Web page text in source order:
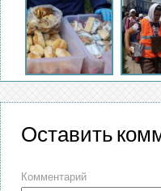
Оставить
Комментарий